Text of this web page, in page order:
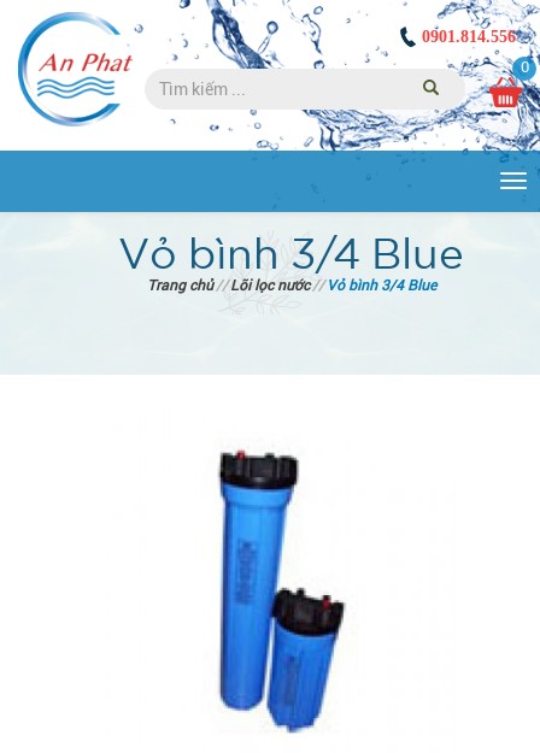
0901.814.556
0
Vỏ bình 3/4 Blue
Trang chủ//Lõi lọc nước//Vỏ bình 3/4 Blue